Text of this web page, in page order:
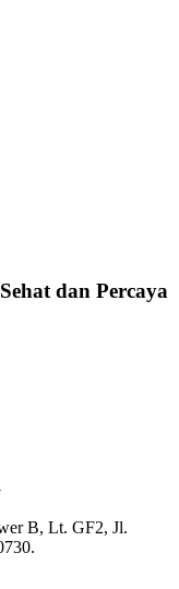
dan Percaya
B, Lt. GF2, Jl.